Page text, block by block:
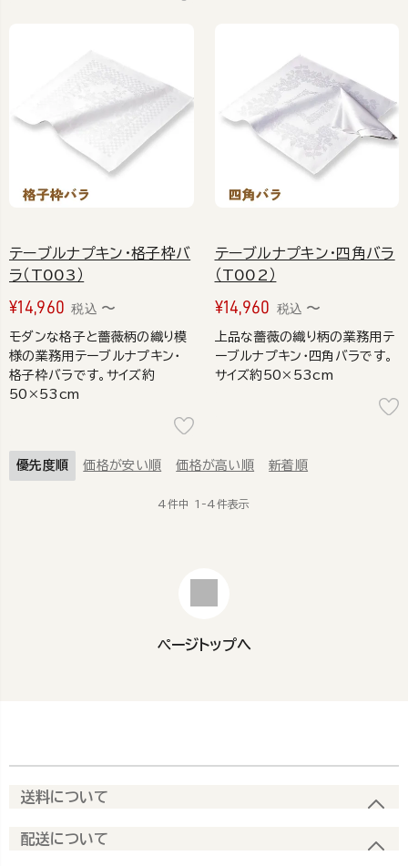
テーブルナプキン・格子枠バ
ラ（T003）
¥14,960 税込 〜
モダンな格子と薔薇柄の織り模
様の業務用テーブルナプキン・
格子枠バラです。サイズ約
50×53cm
テーブルナプキン・四角バラ
（T002）
¥14,960 税込 〜
上品な薔薇の織り柄の業務用テ
ーブルナプキン・四角バラです。
サイズ約50×53cm
優先度順 価格が安い順 価格が高い順 新着順
4件中 1 -4件表示
ページトップへ
送料について
配送について